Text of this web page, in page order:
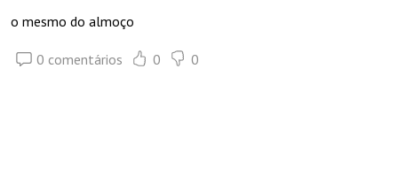
o mesmo do almoço
0 comentários 0 0